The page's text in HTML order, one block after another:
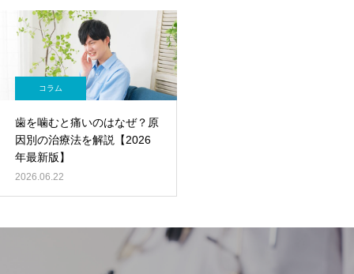
コラム
歯を噛むと痛いのはなぜ？原
因別の治療法を解説【2026
年最新版】
2026.06.22